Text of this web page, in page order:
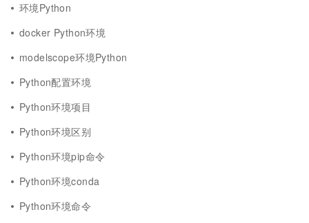
环境Python
docker Python环境
modelscope环境Python
Python配置环境
Python环境项目
Python环境区别
Python环境pip命令
Python环境conda
Python环境命令